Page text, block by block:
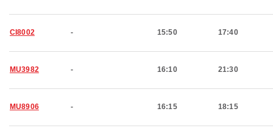
CI8002 - 15:50 17:40
MU3982 - 16:10 21:30
MU8906 - 16:15 18:15